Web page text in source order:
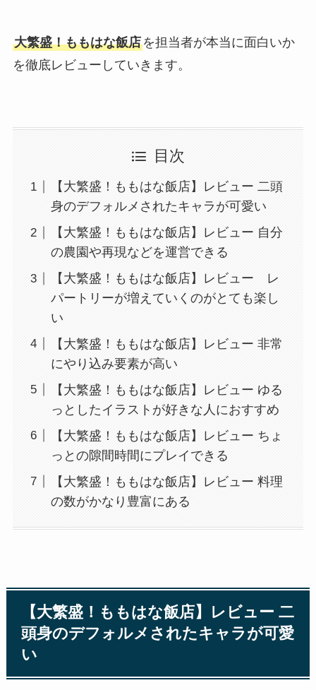
大繁盛！ももはな飯店を担当者が本当に面白いか
を徹底レビューしていきます。
目次
【大繁盛！ももはな飯店】レビュー 二頭
身のデフォルメされたキャラが可愛い
【大繁盛！ももはな飯店】レビュー 自分
の農園や再現などを運営できる
【大繁盛！ももはな飯店】レビュー レ
パートリーが増えていくのがとても楽し
い
【大繁盛！ももはな飯店】レビュー 非常
にやり込み要素が高い
【大繁盛！ももはな飯店】レビュー ゆる
っとしたイラストが好きな人におすすめ
【大繁盛！ももはな飯店】レビュー ちょ
っとの隙間時間にプレイできる
【大繁盛！ももはな飯店】レビュー 料理
の数がかなり豊富にある
【大繁盛！ももはな飯店】レビュー 二
頭身のデフォルメされたキャラが可愛
い